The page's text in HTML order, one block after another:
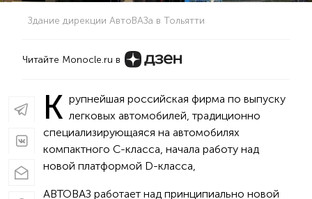
Здание дирекции АвтоВАЗа в Тольятти
Читайте Monocle.ru в
К рупнейшая российская фирма по выпуску
легковых автомобилей, традиционно
специализирующаяся на автомобилях
компактного С-класса, начала работу над
новой платформой D-класса,
АВТОВАЗ работает над принципиально новой